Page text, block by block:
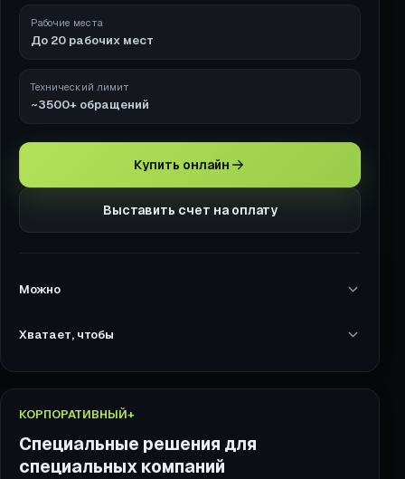
Рабочие места
До 20 рабочих мест
Технический лимит
~3500+ обращений
Купить онлайн
Выставить счет на оплату
Можно
Хватает, чтобы
КОРПОРАТИВНЫЙ+
Специальные решения для
специальных компаний